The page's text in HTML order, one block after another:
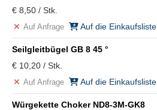
€ 8,50 / Stk.
Auf Anfrage Auf die Einkaufsliste
Seilgleitbügel GB 8 45 °
€ 10,20 / Stk.
Auf Anfrage Auf die Einkaufsliste
Würgekette Choker ND8-3M-GK8